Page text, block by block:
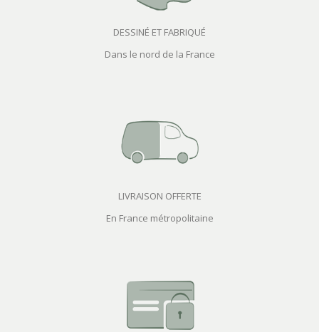
DESSINÉ ET FABRIQUÉ
Dans le nord de la France
LIVRAISON OFFERTE
En France métropolitaine